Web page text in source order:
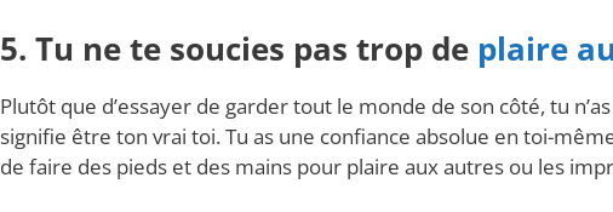
5. Tu ne te soucies pas trop de plaire
Plutôt que d’essayer de garder tout le monde de son côté, tu
signifie être ton vrai toi. Tu as une confiance absolue en toi-
de faire des pieds et des mains pour plaire aux autres ou les